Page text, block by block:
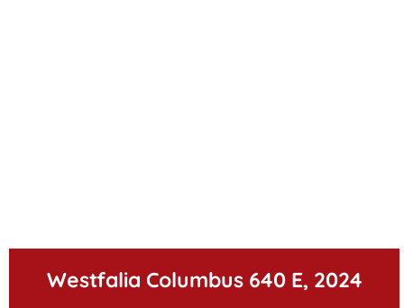
Westfalia Columbus 640 E, 2024